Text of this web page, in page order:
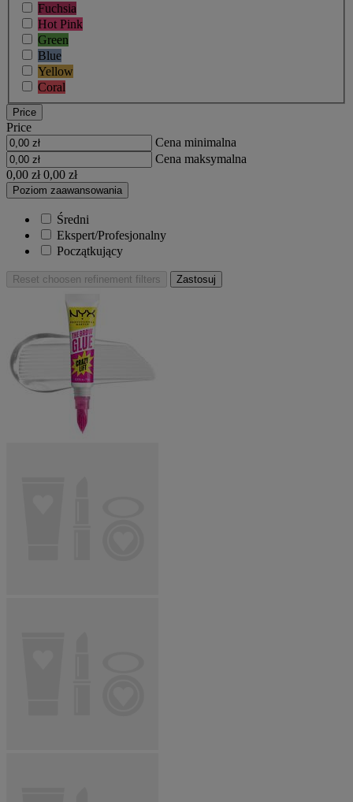
Fuchsia
Hot Pink
Green
Blue
Yellow
Coral
Price
Price
Cena minimalna
Cena maksymalna
0,00 zł 0,00 zł
Poziom zaawansowania
Średni
Ekspert/Profesjonalny
Początkujący
Reset choosen refinement filters Zastosuj